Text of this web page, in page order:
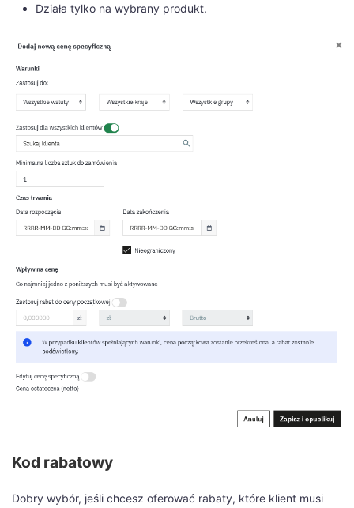
Działa tylko na wybrany produkt.
Kod rabatowy
Dobry wybór, jeśli chcesz oferować rabaty, które klient musi